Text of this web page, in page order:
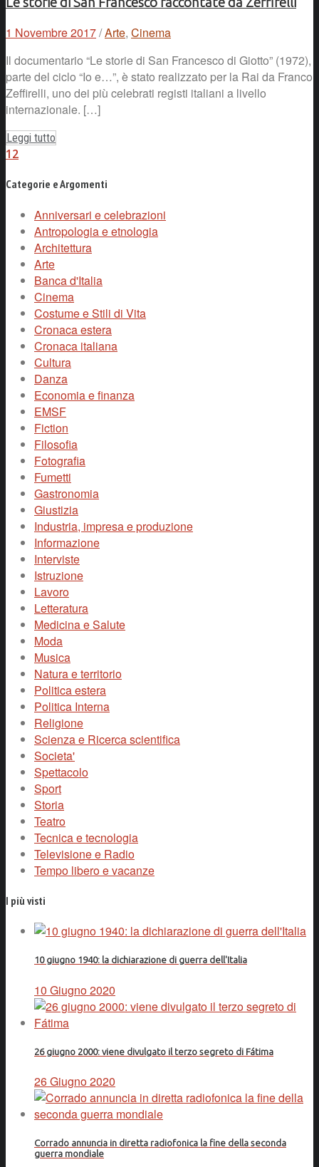
1 Novembre 2017/Arte, Cinema
Il documentario “Le storie di San Francesco di Giotto” (1972),
parte del ciclo “Io e…”, è stato realizzato per la Rai da Franco
Zeffirelli, uno dei più celebrati registi italiani a livello
internazionale. […]
Leggi tutto
12
Categorie e Argomenti
Anniversari e celebrazioni
Antropologia e etnologia
Architettura
Arte
Banca d'Italia
Cinema
Costume e Stili di Vita
Cronaca estera
Cronaca italiana
Cultura
Danza
Economia e finanza
EMSF
Fiction
Filosofia
Fotografia
Fumetti
Gastronomia
Giustizia
Industria, impresa e produzione
Informazione
Interviste
Istruzione
Lavoro
Letteratura
Medicina e Salute
Moda
Musica
Natura e territorio
Politica estera
Politica Interna
Religione
Scienza e Ricerca scientifica
Societa'
Spettacolo
Sport
Storia
Teatro
Tecnica e tecnologia
Televisione e Radio
Tempo libero e vacanze
I più visti
10 giugno 1940: la dichiarazione di guerra dell'Italia
10 Giugno 2020
26 giugno 2000: viene divulgato il terzo segreto di Fátima
26 Giugno 2020
Corrado annuncia in diretta radiofonica la fine della seconda
guerra mondiale